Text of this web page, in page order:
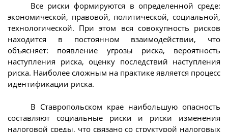
Все риски формируются в определенной среде:
экономической, правовой, политической, социальной,
технологической. При этом вся совокупность рисков
находится в постоянном взаимодействии, что
объясняет: появление угрозы риска, вероятность
наступления риска, оценку последствий наступления
риска. Наиболее сложным на практике является процесс
идентификации риска.
В Ставропольском крае наибольшую опасность
составляют социальные риски и риски изменения
налоговой среды, что связано со структурой налоговых